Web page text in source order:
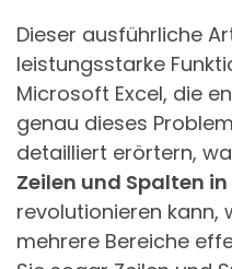
Dieser ausführliche
leistungsstarke
Microsoft Excel, die
genau dieses
detailliert erörtern,
Zeilen und Spalten in
revolutionieren kann,
mehrere Bereiche